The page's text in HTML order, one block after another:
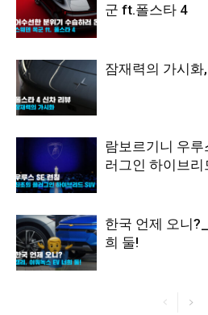
군 ft.폴스타 4
잠재력의 가시
람보르기니 우루
러그인 하이브리
한국 언제 오니
희 둘!